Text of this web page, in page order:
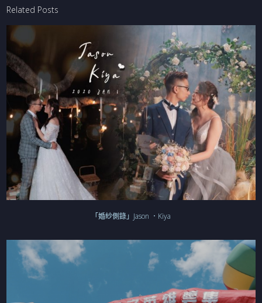
Related Posts
「婚紗側錄」Jason ．Kiya